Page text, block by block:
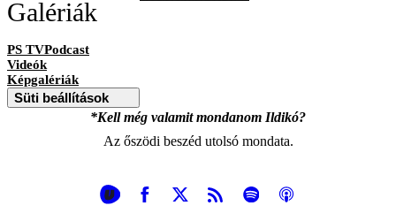
Galériák
PS TVPodcast
Videók
Képgalériák
Süti beállítások
*Kell még valamit mondanom Ildikó?
Az őszödi beszéd utolsó mondata.